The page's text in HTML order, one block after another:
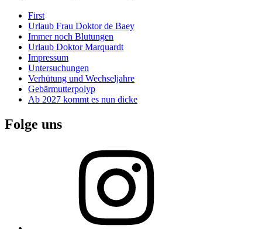
First
Urlaub Frau Doktor de Baey
Immer noch Blutungen
Urlaub Doktor Marquardt
Impressum
Untersuchungen
Verhütung und Wechseljahre
Gebärmutterpolyp
Ab 2027 kommt es nun dicke
Folge uns